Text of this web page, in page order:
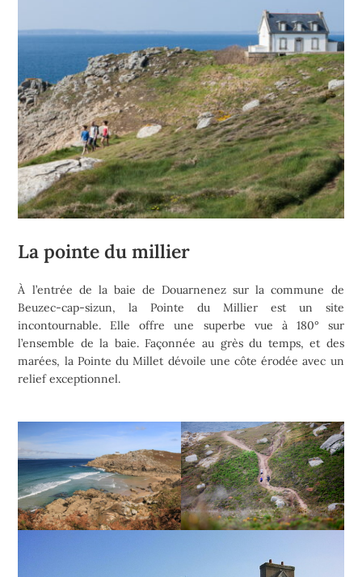
La pointe du millier
À l’entrée de la baie de Douarnenez sur la commune de
Beuzec-cap-sizun, la Pointe du Millier est un site
incontournable. Elle offre une superbe vue à 180° sur
l’ensemble de la baie. Façonnée au grès du temps, et des
marées, la Pointe du Millet dévoile une côte érodée avec un
relief exceptionnel.